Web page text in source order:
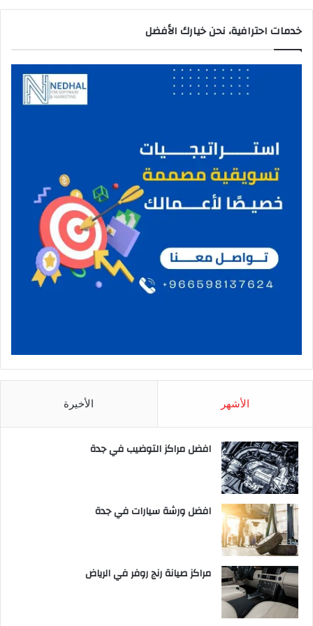
خدمات احترافية، نحن خيارك الأفضل
الأشهر الأخيرة
افضل مراكز التوضيب في جدة
افضل ورشة سيارات في جدة
مراكز صيانة رنج روفر في الرياض